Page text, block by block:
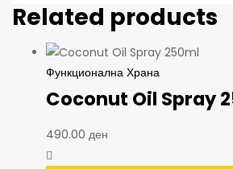
Related products
Функционална Храна
Coconut Oil Spray
490.00 ден